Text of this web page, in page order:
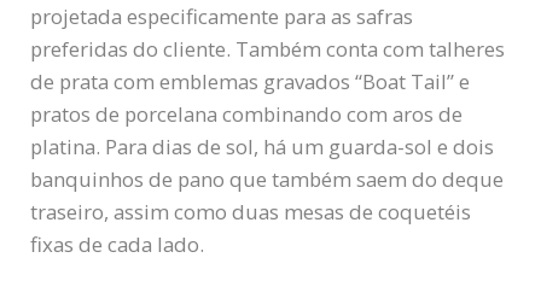
projetada especificamente para as safras
preferidas do cliente. Também conta com talheres
de prata com emblemas gravados “Boat Tail” e
pratos de porcelana combinando com aros de
platina. Para dias de sol, há um guarda-sol e dois
banquinhos de pano que também saem do deque
traseiro, assim como duas mesas de coquetéis
fixas de cada lado.